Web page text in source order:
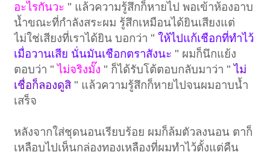
อะไรกันวะ " แล้วความรู้สึกก็หายไป พอเข้าห้องอาบ
น้ำขณะที่กำลังสระผม รู้สึกเหมือนได้ยินเสียงแต่
ไม่ใช่เสียงที่เราได้ยิน บอกว่า "ให้ไปแก้เชือกที่ทำไว้
เมื่อวานเสีย นั่นมันเชือกตราสังนะ " ผมก็นึกแย้ง
ตอบว่า "ไม่จริงมั๊ง " ก็ได้รับโต้ตอบกลับมาว่า "ไม่
เชื่อก็ลองดูสิ " แล้วความรู้สึกก็หายไปจนผมอาบน้ำ
เสร็จ
หลังจากใส่ชุดนอนเรียบร้อย ผมก็ล้มตัวลงนอน ตาก็
เหลือบไปเห็นกล่องทองเหลืองที่ผมทำไว้ตั้งแต่คืน